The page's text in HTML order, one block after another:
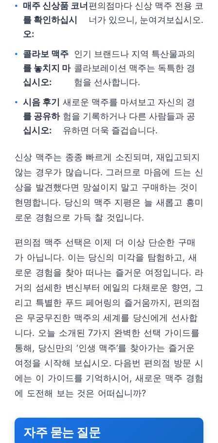
매주 신상품 코너
를 확인하십시
오:
편의점마다 신상 맥주 전용 코
너가 있으니, 눈여겨보십시오.
콜라보 맥주
를 놓치지 마
십시오:
인기 브랜드나 지역 특산물과의
콜라보레이션 맥주는 독특한 경
험을 선사합니다.
시음 후기
를 공유하
십시오:
새로운 맥주를 마셔보고 자신의 경
험을 기록하거나 다른 사람들과 공
유하면 더욱 즐겁습니다.
신상 맥주는 종종 빠르게 소진되며, 재입고되지
않는 경우가 많습니다. 그러므로 마음에 드는 신
상을 발견했다면 망설이지 말고 구매하는 것이
현명합니다. 당신의 맥주 지평은 늘 새롭고 흥미
로운 경험으로 가득 찰 것입니다.
편의점 맥주 선택은 이제 더 이상 단순한 구매
가 아닙니다. 이는 당신의 미각을 탐험하고, 새
로운 경험을 찾아 떠나는 즐거운 여정입니다. 라
거의 섬세한 변신부터 에일의 다채로운 향연, 그
리고 특별한 푸드 페어링의 즐거움까지, 편의점
은 무궁무진한 맥주의 세계를 당신에게 선사합
니다. 오늘 소개된 7가지 완벽한 선택 가이드를
통해, 당신만의 ‘인생 맥주’를 찾아가는 즐거운
여정을 시작해 보십시오. 다음번 편의점 방문 시
에는 이 가이드를 기억하시어, 새로운 맥주 경험
에 도전해 보는 것은 어떠십니까?
자주 묻는 질문